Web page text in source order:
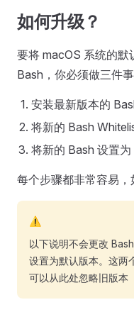
如何升级？
要将 macOS 系统的默
Bash，你必须做三件事
安装最新版本的
将新的 Bash
将新的 Bash 设置
每个步骤都非常容易，
⚠️
以下说明不会更改
设置为默认版本。这两
可以从此处忽略旧版本